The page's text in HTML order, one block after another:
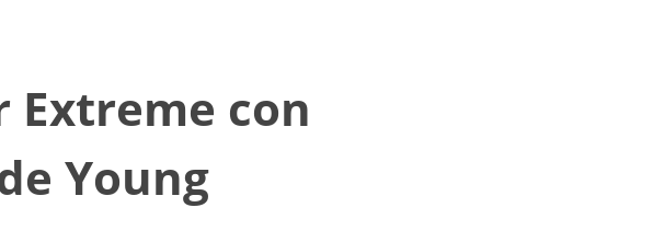
Extreme con
Young